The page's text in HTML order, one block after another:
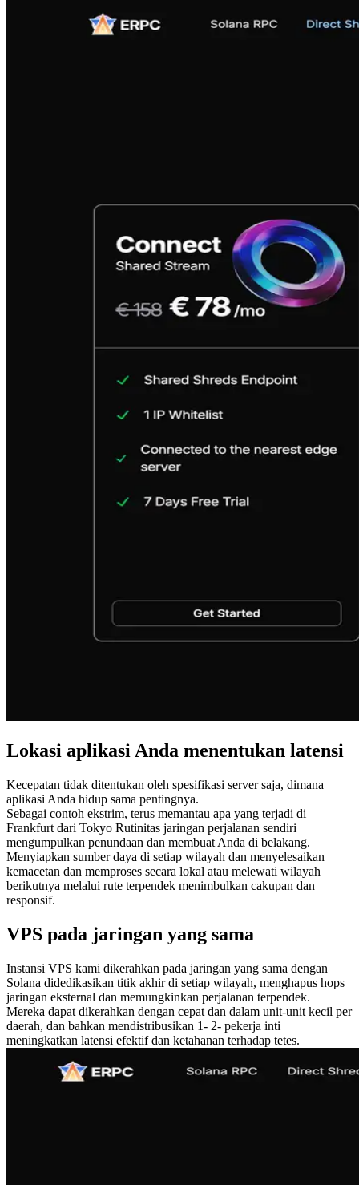
Lokasi aplikasi Anda menentukan latensi
Kecepatan tidak ditentukan oleh spesifikasi server saja, dimana
aplikasi Anda hidup sama pentingnya.
Sebagai contoh ekstrim, terus memantau apa yang terjadi di
Frankfurt dari Tokyo Rutinitas jaringan perjalanan sendiri
mengumpulkan penundaan dan membuat Anda di belakang.
Menyiapkan sumber daya di setiap wilayah dan menyelesaikan
kemacetan dan memproses secara lokal atau melewati wilayah
berikutnya melalui rute terpendek menimbulkan cakupan dan
responsif.
VPS pada jaringan yang sama
Instansi VPS kami dikerahkan pada jaringan yang sama dengan
Solana didedikasikan titik akhir di setiap wilayah, menghapus hops
jaringan eksternal dan memungkinkan perjalanan terpendek.
Mereka dapat dikerahkan dengan cepat dan dalam unit-unit kecil per
daerah, dan bahkan mendistribusikan 1- 2- pekerja inti
meningkatkan latensi efektif dan ketahanan terhadap tetes.